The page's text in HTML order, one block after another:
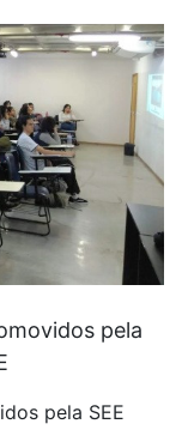
pela SEE